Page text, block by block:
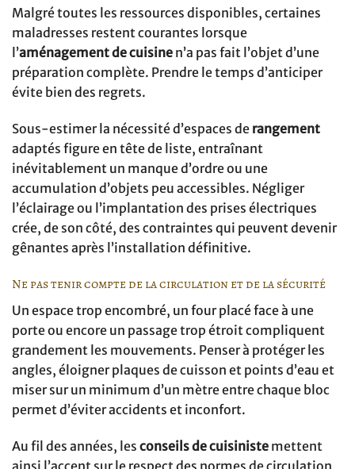
Malgré toutes les ressources disponibles, certaines
maladresses restent courantes lorsque
l’aménagement de cuisine n’a pas fait l’objet d’une
préparation complète. Prendre le temps d’anticiper
évite bien des regrets.
Sous-estimer la nécessité d’espaces de rangement
adaptés figure en tête de liste, entraînant
inévitablement un manque d’ordre ou une
accumulation d’objets peu accessibles. Négliger
l’éclairage ou l’implantation des prises électriques
crée, de son côté, des contraintes qui peuvent devenir
gênantes après l’installation définitive.
Ne pas tenir compte de la circulation et de la sécurité
Un espace trop encombré, un four placé face à une
porte ou encore un passage trop étroit compliquent
grandement les mouvements. Penser à protéger les
angles, éloigner plaques de cuisson et points d’eau et
miser sur un minimum d’un mètre entre chaque bloc
permet d’éviter accidents et inconfort.
Au fil des années, les conseils de cuisiniste mettent
ainsi l’accent sur le respect des normes de circulation